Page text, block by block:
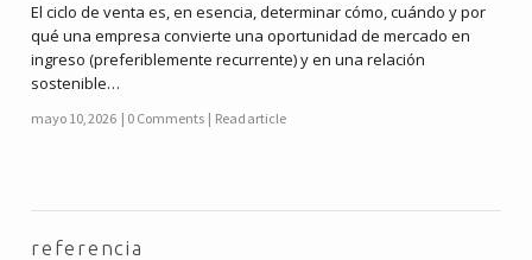
El ciclo de venta es, en esencia, determinar cómo, cuándo y por
qué una empresa convierte una oportunidad de mercado en
ingreso (preferiblemente recurrente) y en una relación
sostenible…
mayo 10, 2026 0 Comments Read article
referencia